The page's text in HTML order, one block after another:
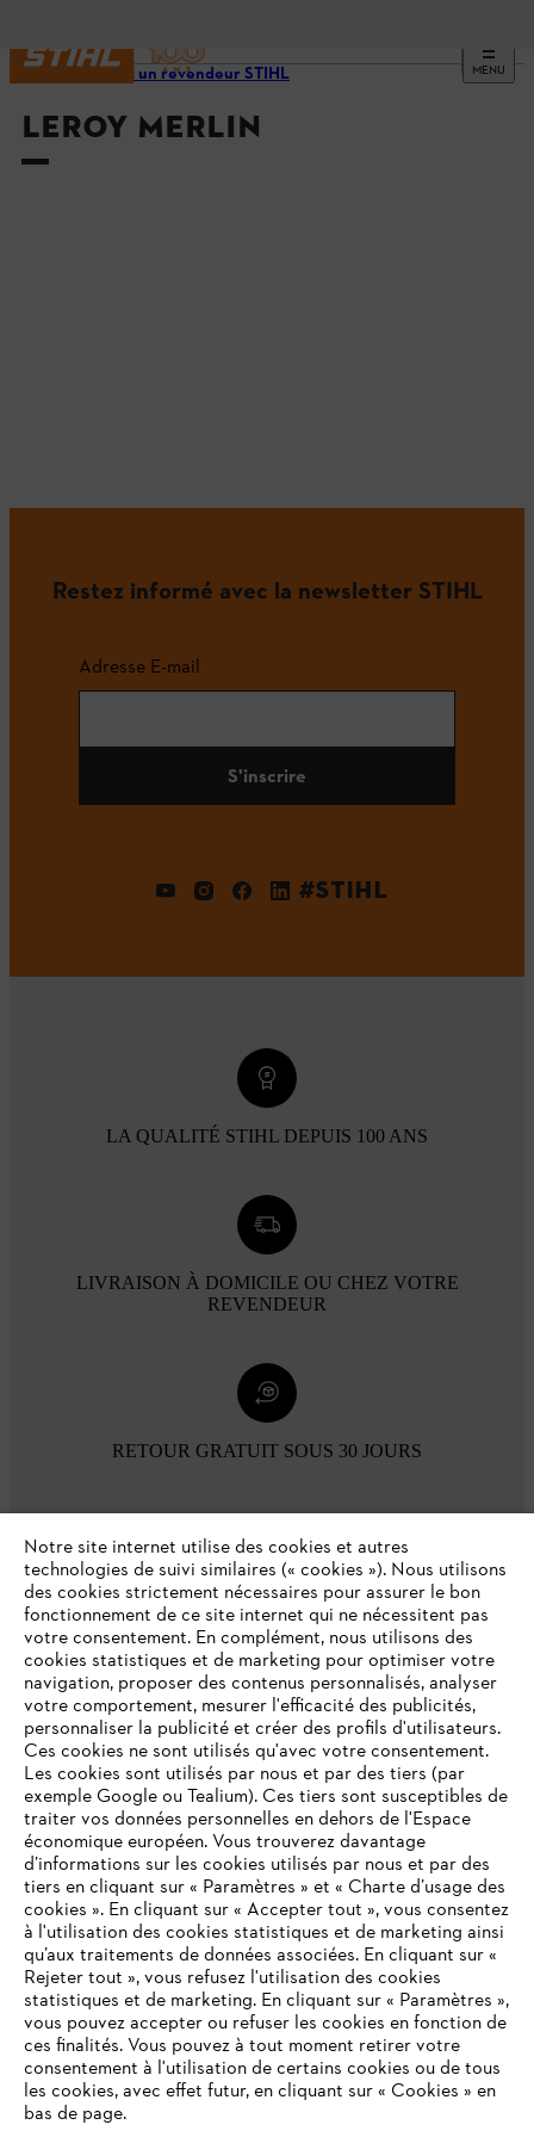
MENU
Trouvez un revendeur STIHL
LEROY MERLIN
Restez informé avec la newsletter STIHL
Adresse E-mail
S'inscrire
#STIHL
LA QUALITÉ STIHL DEPUIS 100 ANS
LIVRAISON À DOMICILE OU CHEZ VOTRE
REVENDEUR
RETOUR GRATUIT SOUS 30 JOURS
L'Entreprise
Questions / Réponses
Service
Conditions Générales de Vente
VOTRE NAVIGATEUR INTERNET
N'EST PLUS PRIS EN CHARGE
Vous utilisez un navigateur Internet que nous ne prenons plus
en charge, et certaines fonctionnalités de notre site ne
peuvent fonctionner correctement. Pour une utilisation
Notre site internet utilise des cookies et autres
technologies de suivi similaires (« cookies »). Nous utilisons
des cookies strictement nécessaires pour assurer le bon
fonctionnement de ce site internet qui ne nécessitent pas
votre consentement. En complément, nous utilisons des
cookies statistiques et de marketing pour optimiser votre
navigation, proposer des contenus personnalisés, analyser
votre comportement, mesurer l'efficacité des publicités,
personnaliser la publicité et créer des profils d'utilisateurs.
Ces cookies ne sont utilisés qu'avec votre consentement.
Les cookies sont utilisés par nous et par des tiers (par
exemple Google ou Tealium). Ces tiers sont susceptibles de
traiter vos données personnelles en dehors de l'Espace
économique européen. Vous trouverez davantage
d’informations sur les cookies utilisés par nous et par des
tiers en cliquant sur « Paramètres » et « Charte d’usage des
cookies ». En cliquant sur « Accepter tout », vous consentez
à l'utilisation des cookies statistiques et de marketing ainsi
qu’aux traitements de données associées. En cliquant sur «
Rejeter tout », vous refusez l'utilisation des cookies
statistiques et de marketing. En cliquant sur « Paramètres »,
vous pouvez accepter ou refuser les cookies en fonction de
ces finalités. Vous pouvez à tout moment retirer votre
consentement à l'utilisation de certains cookies ou de tous
les cookies, avec effet futur, en cliquant sur « Cookies » en
bas de page.